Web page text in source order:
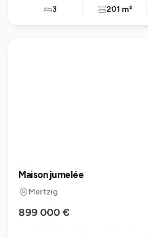
3 201 m²
Maison jumelée
Mertzig
899 000 €